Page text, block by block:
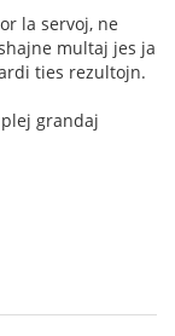
la servoj, ne
multaj jes ja
ties rezultojn.
grandaj